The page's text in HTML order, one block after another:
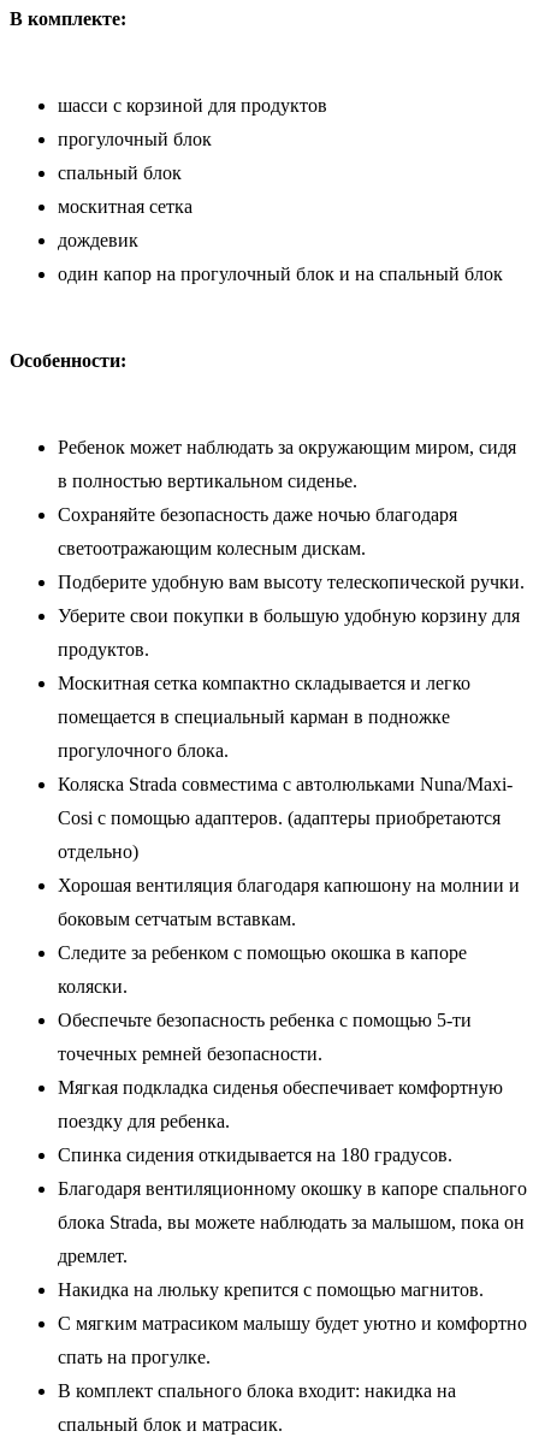
В комплекте:
шасси с корзиной для продуктов
прогулочный блок
спальный блок
москитная сетка
дождевик
один капор на прогулочный блок и на спальный блок
Особенности:
Ребенок может наблюдать за окружающим миром, сидя
в полностью вертикальном сиденье.
Сохраняйте безопасность даже ночью благодаря
светоотражающим колесным дискам.
Подберите удобную вам высоту телескопической ручки.
Уберите свои покупки в большую удобную корзину для
продуктов.
Москитная сетка компактно складывается и легко
помещается в специальный карман в подножке
прогулочного блока.
Коляска Strada совместима с автолюльками Nuna/Maxi-
Cosi с помощью адаптеров. (адаптеры приобретаются
отдельно)
Хорошая вентиляция благодаря капюшону на молнии и
боковым сетчатым вставкам.
Следите за ребенком с помощью окошка в капоре
коляски.
Обеспечьте безопасность ребенка с помощью 5-ти
точечных ремней безопасности.
Мягкая подкладка сиденья обеспечивает комфортную
поездку для ребенка.
Спинка сидения откидывается на 180 градусов.
Благодаря вентиляционному окошку в капоре спального
блока Strada, вы можете наблюдать за малышом, пока он
дремлет.
Накидка на люльку крепится с помощью магнитов.
С мягким матрасиком малышу будет уютно и комфортно
спать на прогулке.
В комплект спального блока входит: накидка на
спальный блок и матрасик.